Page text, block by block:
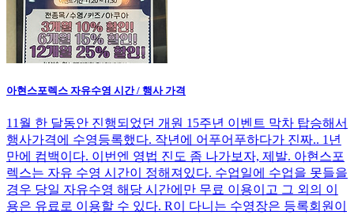
아현스포렉스 자유수영 시간 / 행사 가격
11월 한 달동안 진행되었던 개원 15주년 이벤트 막차 탑승해서
행사가격에 수영등록했다. 작년에 어푸어푸하다가 진짜.. 1년
만에 컴백이다. 이번엔 영법 진도 좀 나가보자, 제발. 아현스포
렉스는 자유 수영 시간이 정해져있다. 수업일에 수업을 못들을
경우 당일 자유수영 해당 시간에만 무료 이용이고 그 외의 이
용은 유료로 이용할 수 있다. R이 다니는 수영장은 등록회원이